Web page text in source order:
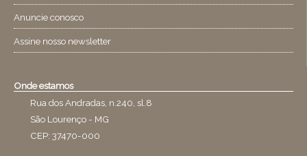
Anuncie conosco
Assine nosso newsletter
Onde estamos
Rua dos Andradas, n.240, sl.8
São Lourenço - MG
CEP: 37470-000